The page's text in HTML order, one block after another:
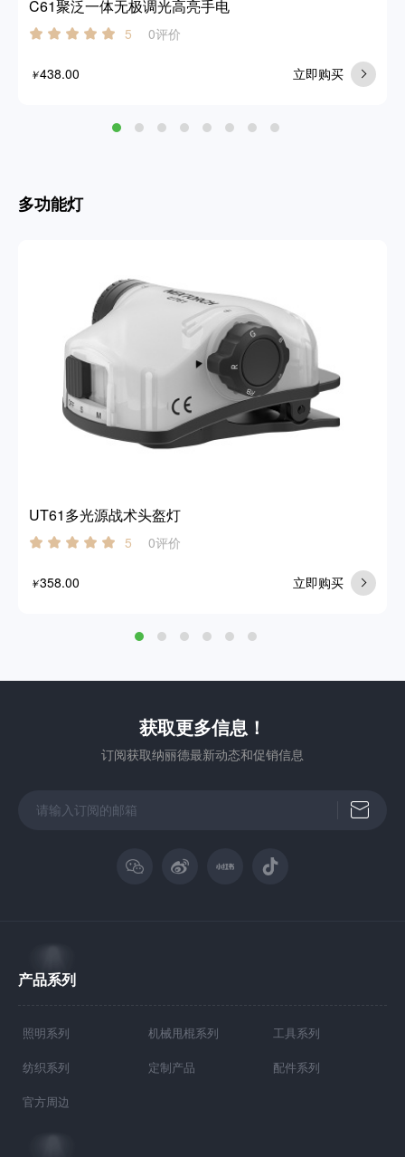
C61聚泛一体无极调光高亮手电
5 0评价
￥438.00 立即购买
多功能灯
UT61多光源战术头盔灯
5 0评价
￥358.00 立即购买
获取更多信息！
订阅获取纳丽德最新动态和促销信息
产品系列
照明系列 机械甩棍系列 工具系列
纺织系列 定制产品 配件系列
官方周边